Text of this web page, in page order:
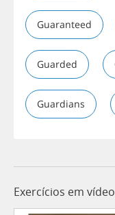
Guaranteed
Guarded
Guardians
Exercícios em vídeo